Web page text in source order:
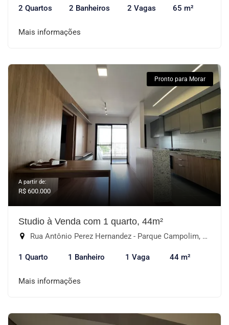
2 Quartos 2 Banheiros 2 Vagas 65 m²
Mais informações
Pronto para Morar
A partir de:
R$ 600.000
Studio à Venda com 1 quarto, 44m²
Rua Antônio Perez Hernandez - Parque Campolim, Sorocaba-SP
1 Quarto 1 Banheiro 1 Vaga 44 m²
Mais informações